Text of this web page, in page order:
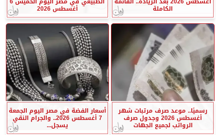
الكاملة أغسطس 2026
رسميًا.. موعد صرف مرتبات شهر
أغسطس 2026 وجدول صرف
الرواتب لجميع الجهات
أسعار الفضة في مصر اليوم الجمعة
7 أغسطس 2026.. والجرام النقي
يسجل...